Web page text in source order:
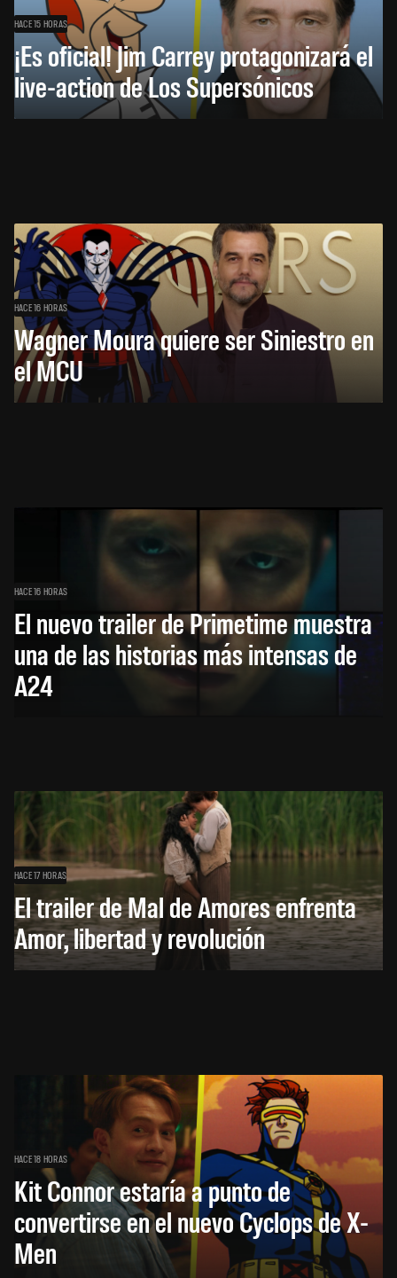
HACE 15 HORAS
¡Es oficial! Jim Carrey protagonizará el
live-action de Los Supersónicos
HACE 16 HORAS
Wagner Moura quiere ser Siniestro en
el MCU
HACE 16 HORAS
El nuevo trailer de Primetime muestra
una de las historias más intensas de
A24
HACE 17 HORAS
El trailer de Mal de Amores enfrenta
Amor, libertad y revolución
HACE 18 HORAS
Kit Connor estaría a punto de
convertirse en el nuevo Cyclops de X-
Men